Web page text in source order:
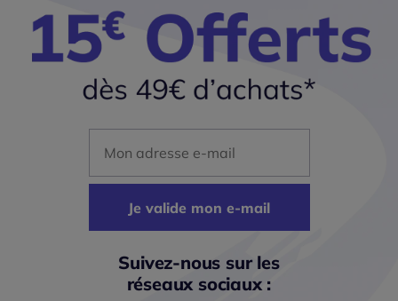
Je valide mon e-mail
Suivez-nous sur les
réseaux sociaux :